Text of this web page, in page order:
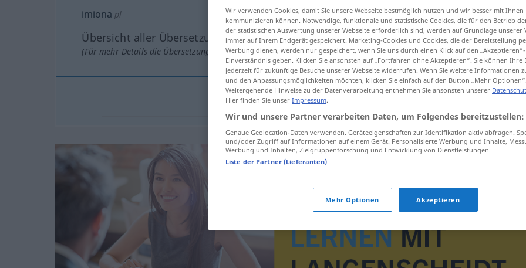
imiona pl
Übersicht aller Übersetzungen
(Für mehr Details die Übersetzung anklicken/antippen)
Wir verwenden Cookies, damit Sie unsere Webseite bestmöglich nutzen und wir besser mit Ihnen
kommunizieren können. Notwendige, funktionale und statistische Cookies, die für den Betrieb
der statistischen Auswertung unserer Webseite erforderlich sind, werden auf Grundlage unserer
immer auf Ihrem Endgerät gespeichert. Marketing-Cookies und Cookies, die der Bereitstellung
Werbung dienen, werden nur gespeichert, wenn Sie uns durch einen Klick auf den
Einverständnis geben. Klicken Sie ansonsten auf „Fortfahren ohne Akzeptieren“. Sie können Ihre
jederzeit für zukünftige Besuche unserer Webseite widerrufen. Wenn Sie weitere Informationen
und den Anpassungsmöglichkeiten möchten, klicken Sie einfach auf den Button „Mehr Optionen“.
Weitergehende Hinweise zu der Datenverarbeitung entnehmen Sie ansonsten unserer
Hier finden Sie unser Impressum.
Wir und unsere Partner verarbeiten Daten, um Folgendes bereitzustellen:
Genaue Geolocation-Daten verwenden. Geräteeigenschaften zur Identifikation aktiv abfragen.
und/oder Zugriff auf Informationen auf einem Gerät. Personalisierte Werbung und Inhalte,
Werbung und Inhalten, Zielgruppenforschung und Entwicklung von Dienstleistungen.
Liste der Partner (Lieferanten)
Mehr Optionen Akzeptieren